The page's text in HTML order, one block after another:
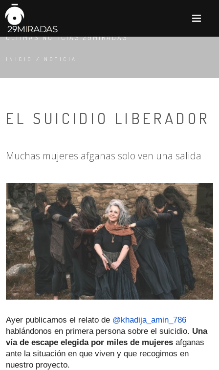
NOTICIA
ÚLTIMAS NOTICIAS 29MIRADAS
INICIO / NOTICIA
EL SUICIDIO LIBERADOR
Muchas mujeres afganas solo ven una salida
Ayer publicamos el relato de @khadija_amin_786
hablándonos en primera persona sobre el suicidio. Una
vía de escape elegida por miles de mujeres afganas
ante la situación en que viven y que recogimos en
nuestro proyecto.